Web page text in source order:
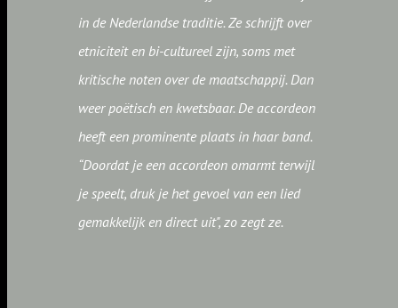
in de Nederlandse traditie. Ze schrijft over
etniciteit en bi-cultureel zijn, soms met
kritische noten over de maatschappij. Dan
weer poëtisch en kwetsbaar. De accordeon
heeft een prominente plaats in haar band.
“Doordat je een accordeon omarmt terwijl
je speelt, druk je het gevoel van een lied
gemakkelijk en direct uit", zo zegt ze.